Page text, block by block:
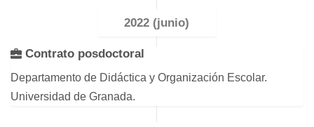
2022 (junio)
Contrato posdoctoral
Departamento de Didáctica y Organización Escolar.
Universidad de Granada.